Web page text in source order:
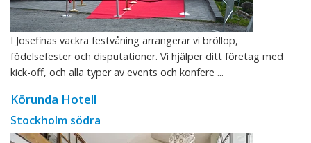
I Josefinas vackra festvåning arrangerar vi bröllop,
födelsefester och disputationer. Vi hjälper ditt företag med
kick-off, och alla typer av events och konfere ...
Körunda Hotell
Stockholm södra